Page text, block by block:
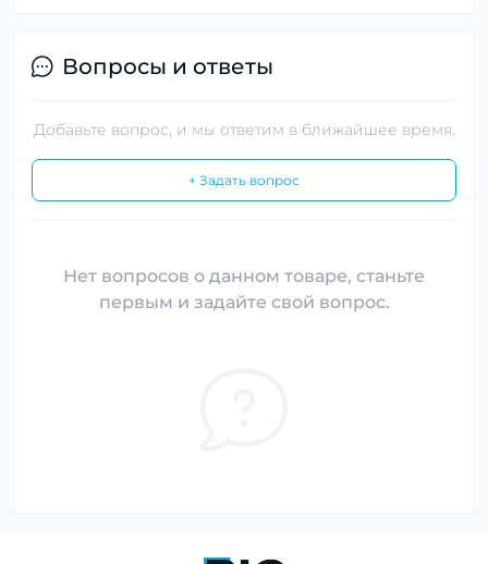
Вопросы и ответы
Добавьте вопрос, и мы ответим в ближайшее время.
+ Задать вопрос
Нет вопросов о данном товаре, станьте
первым и задайте свой вопрос.